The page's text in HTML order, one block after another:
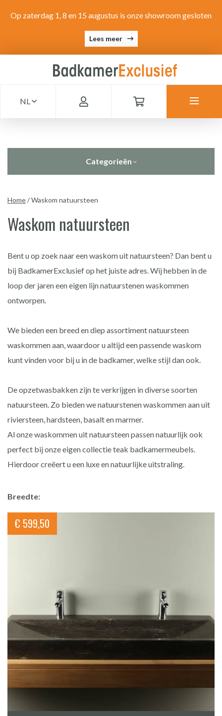
Op zaterdag 1, 8 en 15 augustus is onze showroom gesloten
Lees meer
NL
Categorieën
Home/Waskom natuursteen
Waskom natuursteen
Bent u op zoek naar een waskom uit natuursteen? Dan bent u
bij BadkamerExclusief op het juiste adres. Wij hebben in de
loop der jaren een eigen lijn natuurstenen waskommen
ontworpen.
We bieden een breed en diep assortiment natuursteen
waskommen aan, waardoor u altijd een passende waskom
kunt vinden voor bij u in de badkamer, welke stijl dan ook.
De opzetwasbakken zijn te verkrijgen in diverse soorten
natuursteen. Zo bieden we natuurstenen waskommen aan uit
riviersteen, hardsteen, basalt en marmer.
Al onze waskommen uit natuursteen passen natuurlijk ook
perfect bij onze eigen collectie teak badkamermeubels.
Hierdoor creëert u een luxe en natuurlijke uitstraling.
Breedte:
€ 599,50